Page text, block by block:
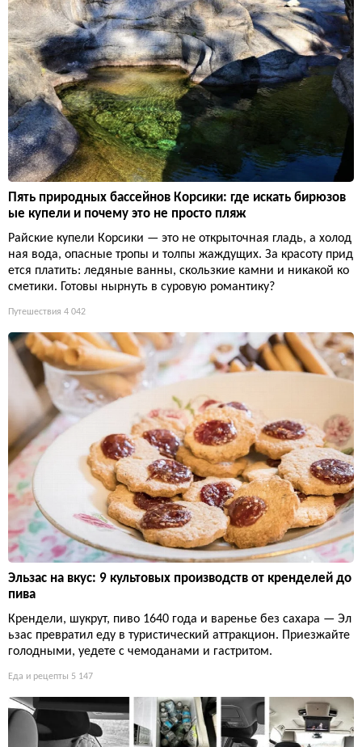
Пять природных бассейнов Корсики: где искать бирюзов
ые купели и почему это не просто пляж
Райские купели Корсики — это не открыточная гладь, а холод
ная вода, опасные тропы и толпы жаждущих. За красоту прид
ется платить: ледяные ванны, скользкие камни и никакой ко
сметики. Готовы нырнуть в суровую романтику?
Путешествия 4 042
Эльзас на вкус: 9 культовых производств от кренделей до
пива
Крендели, шукрут, пиво 1640 года и варенье без сахара — Эл
ьзас превратил еду в туристический аттракцион. Приезжайте
голодными, уедете с чемоданами и гастритом.
Еда и рецепты 5 147